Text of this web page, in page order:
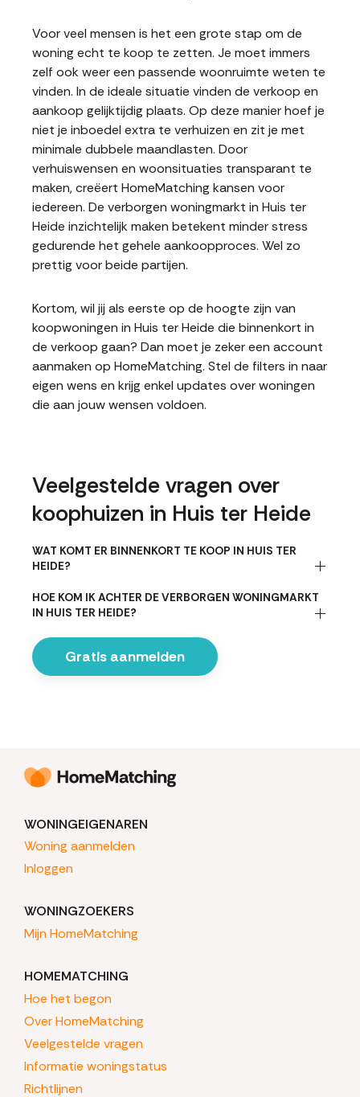
Voor veel mensen is het een grote stap om de
woning echt te koop te zetten. Je moet immers
zelf ook weer een passende woonruimte weten te
vinden. In de ideale situatie vinden de verkoop en
aankoop gelijktijdig plaats. Op deze manier hoef je
niet je inboedel extra te verhuizen en zit je met
minimale dubbele maandlasten. Door
verhuiswensen en woonsituaties transparant te
maken, creëert HomeMatching kansen voor
iedereen. De verborgen woningmarkt in Huis ter
Heide inzichtelijk maken betekent minder stress
gedurende het gehele aankoopproces. Wel zo
prettig voor beide partijen.
Kortom, wil jij als eerste op de hoogte zijn van
koopwoningen in Huis ter Heide die binnenkort in
de verkoop gaan? Dan moet je zeker een account
aanmaken op HomeMatching. Stel de filters in naar
eigen wens en krijg enkel updates over woningen
die aan jouw wensen voldoen.
Veelgestelde vragen over
koophuizen in Huis ter Heide
WAT KOMT ER BINNENKORT TE KOOP IN HUIS TER
HEIDE?
HOE KOM IK ACHTER DE VERBORGEN WONINGMARKT
IN HUIS TER HEIDE?
Gratis aanmelden
WONINGEIGENAREN
Woning aanmelden
Inloggen
WONINGZOEKERS
Mijn HomeMatching
HOMEMATCHING
Hoe het begon
Over HomeMatching
Veelgestelde vragen
Informatie woningstatus
Richtlijnen